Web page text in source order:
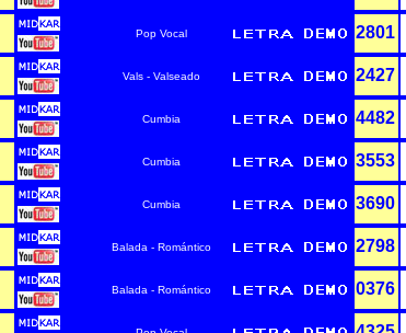
Pop Vocal 2801
Vals - Valseado 2427
Cumbia 4482
Cumbia 3553
Cumbia 3690
Balada - Romántico 2798
Balada - Romántico 0376